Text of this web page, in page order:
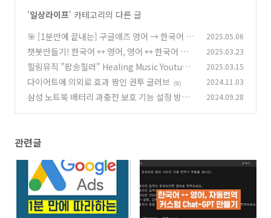
'일상라이프' 카테고리의 다른 글
🎯 [1분만에 끝내는] 구글애즈 영어 → 한국어 변
경법 (초간단 매뉴얼) (0)
2025.05.06
챗봇만들기! 한국어 ↔ 영어, 영어 ↔ 한국어 자
동번역 커스텀 Chat-GPT 만들기
(0)
2025.03.23
힐링뮤직 "팝송힐러" Healing Music Youtube
r "Popsong Healer" Healing Playlist 모음
(0)
2025.03.15
다이어트에 의외로 효과 짱인 권투 글러브 (9) 2024.11.03
삼성 노트북 배터리 과충전 보호 기능 설정 방법,
2024.09.28
관련글